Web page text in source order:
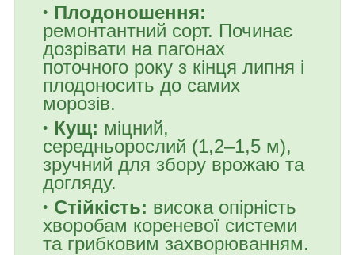
Плодоношення:
ремонтантний сорт. Починає
дозрівати на пагонах
поточного року з кінця липня і
плодоносить до самих
морозів.
Кущ: міцний,
середньорослий (1,2–1,5 м),
зручний для збору врожаю та
догляду.
Стійкість: висока опірність
хворобам кореневої системи
та грибковим захворюванням.